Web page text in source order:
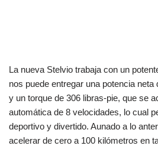
La nueva Stelvio trabaja con un
nos puede entregar una potencia
y un torque de 306 libras-pie, que se
automática de 8 velocidades, lo cual
deportivo y divertido. Aunado a lo
acelerar de cero a 100 kilómetros en